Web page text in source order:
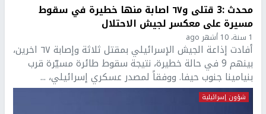
محدث :3 قتلى و٦٧ اصابة منها خطيرة في سقوط
مسيرة على معكسر لجيش الاحتلال
1 سنة، 10 أشهر ago
أفادت إذاعة الجيش الإسرائيلي بمقتل ثلاثة وإصابة ٦٧ اخرين،
بينهم 9 في حالة خطيرة، نتيجة سقوط طائرة مسيّرة قرب
بنيامينا جنوب حيفا. ووفقاً لمصدر عسكري إسرائيلي، ...
شؤون إسرائيلية